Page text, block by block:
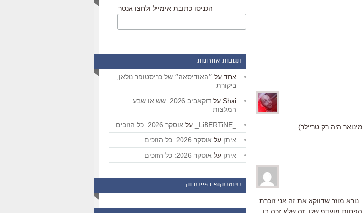
מוזר שדווקא את זה אני זוכרת.
הפחות מועדף שלו, זה שלא זכה בו
הכניסו כתובת אימייל ולחצו אנטר
תגובות אחרונות
אחד על ״האודיסאה״ של כריסטופר נולאן,
ביקורת
Shai על
דוקאביב 2026: שש או שבע
המלצות
על אוסקר 2026: כל הזוכים
איתן על אוסקר 2026: כל הזוכים
איתן על אוסקר 2026: כל הזוכים
סינמסקופ בפייסבוק